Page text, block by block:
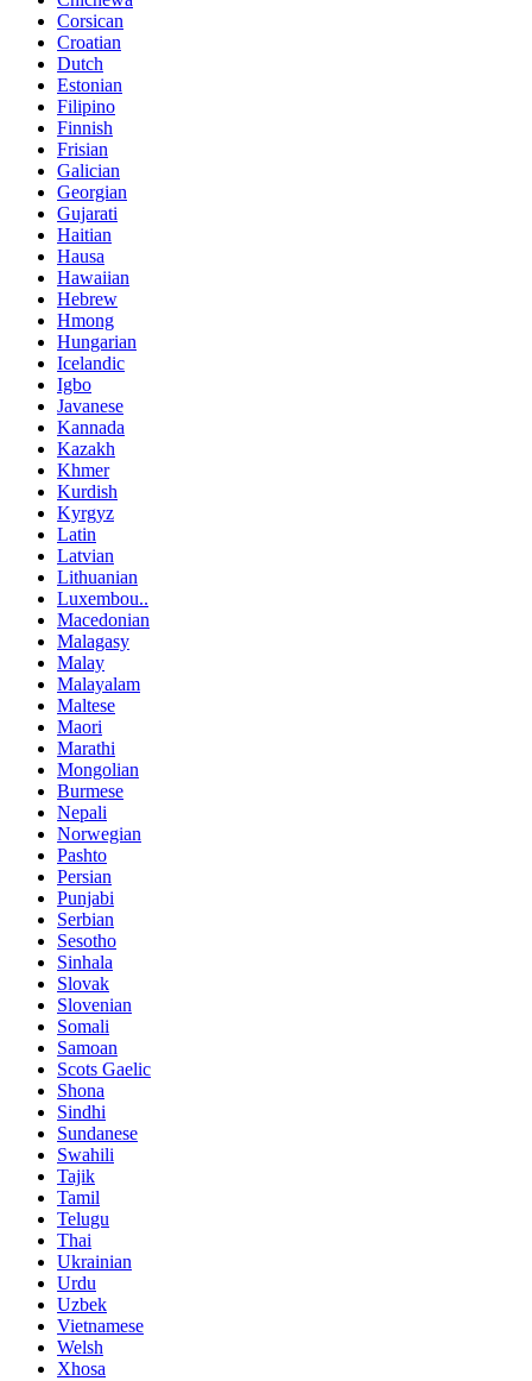
Corsican
Croatian
Dutch
Estonian
Filipino
Finnish
Frisian
Galician
Georgian
Gujarati
Haitian
Hausa
Hawaiian
Hebrew
Hmong
Hungarian
Icelandic
Igbo
Javanese
Kannada
Kazakh
Khmer
Kurdish
Kyrgyz
Latin
Latvian
Lithuanian
Luxembou..
Macedonian
Malagasy
Malay
Malayalam
Maltese
Maori
Marathi
Mongolian
Burmese
Nepali
Norwegian
Pashto
Persian
Punjabi
Serbian
Sesotho
Sinhala
Slovak
Slovenian
Somali
Samoan
Scots Gaelic
Shona
Sindhi
Sundanese
Swahili
Tajik
Tamil
Telugu
Thai
Ukrainian
Urdu
Uzbek
Vietnamese
Welsh
Xhosa